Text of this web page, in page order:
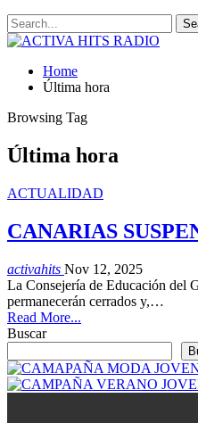
Home
Última hora
Browsing Tag
Última hora
ACTUALIDAD
CANARIAS
activahits Nov 12, 2025
La Consejería de Educación del
permanecerán cerrados y,…
Read More...
Buscar